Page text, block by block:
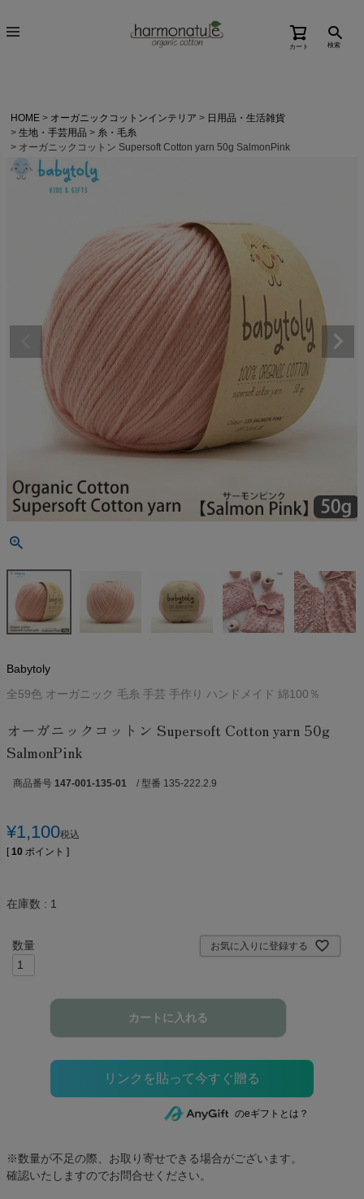
カート 検索
HOME オーガニックコットンインテリア
日用品・生活雑貨
生地・手芸用品
糸・毛糸
オーガニックコットン Supersoft Cotton yarn 50g SalmonPink
Babytoly
全59色 オーガニック 毛糸 手芸 手作り ハンドメイド 綿100％
オーガニックコットン Supersoft Cotton yarn 50g
SalmonPink
商品番号 147-001-135-01 / 型番 135-222.2.9
¥1,100税込
[ 10 ポイント ]
在庫数 1
お気に入りに登録する
カートに入れる
のeギフトとは？
※数量が不足の際、お取り寄せできる場合がございます。
確認いたしますのでお問合せください。